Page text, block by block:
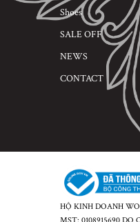
Shoes
SALE OFF
NEWS
CONTACT
HỘ KINH DOANH